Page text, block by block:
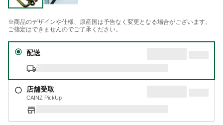
※商品のデザインや仕様、原産国は予告なく変更となる場合がございます。
ご指定はできませんのでご了承ください。
配送
店舗受取
CAINZ PickUp